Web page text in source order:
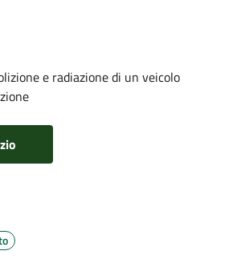
e radiazione di un veicolo